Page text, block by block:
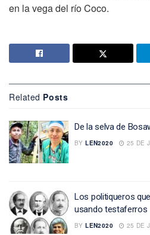
en la vega del río Coco.
Related Posts
De la selva de
BY LEN2020 25 DE
Los politiqueros
usando testaferros
BY LEN2020 25 DE